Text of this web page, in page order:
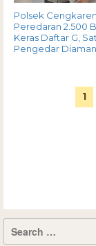
Polsek
Peredaran 2.500
Keras Daftar G,
Pengedar
1